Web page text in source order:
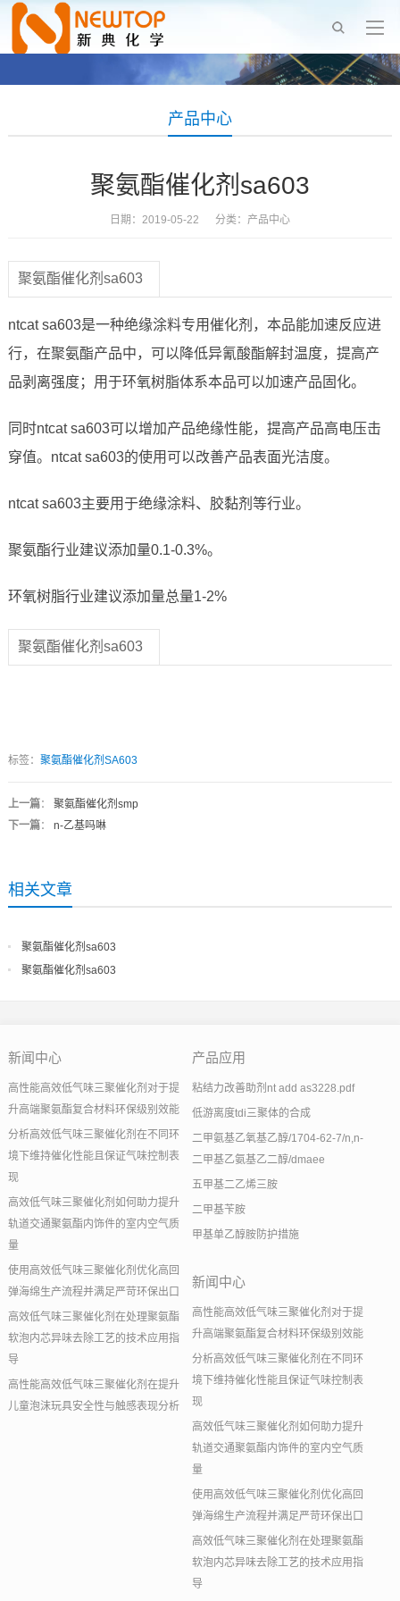
产品中心
聚氨酯催化剂sa603
日期：2019-05-22 分类： 产品中心
聚氨酯催化剂sa603
ntcat sa603是一种绝缘涂料专用催化剂，本品能加速反应进
行，在聚氨酯产品中，可以降低异氰酸酯解封温度，提高产
品剥离强度；用于环氧树脂体系本品可以加速产品固化。
同时ntcat sa603可以增加产品绝缘性能，提高产品高电压击
穿值。ntcat sa603的使用可以改善产品表面光洁度。
ntcat sa603主要用于绝缘涂料、胶黏剂等行业。
聚氨酯行业建议添加量0.1-0.3%。
环氧树脂行业建议添加量总量1-2%
聚氨酯催化剂sa603
标签： 聚氨酯催化剂SA603
上一篇： 聚氨酯催化剂smp
下一篇： n-乙基吗啉
相关文章
聚氨酯催化剂sa603
聚氨酯催化剂sa603
新闻中心
高性能高效低气味三聚催化剂对于提
升高端聚氨酯复合材料环保级别效能
分析高效低气味三聚催化剂在不同环
境下维持催化性能且保证气味控制表
现
高效低气味三聚催化剂如何助力提升
轨道交通聚氨酯内饰件的室内空气质
量
使用高效低气味三聚催化剂优化高回
弹海绵生产流程并满足严苛环保出口
高效低气味三聚催化剂在处理聚氨酯
软泡内芯异味去除工艺的技术应用指
导
高性能高效低气味三聚催化剂在提升
儿童泡沫玩具安全性与触感表现分析
产品应用
粘结力改善助剂nt add as3228.pdf
低游离度tdi三聚体的合成
二甲氨基乙氧基乙醇/1704-62-7/n,n-
二甲基乙氨基乙二醇/dmaee
五甲基二乙烯三胺
二甲基苄胺
甲基单乙醇胺防护措施
新闻中心
高性能高效低气味三聚催化剂对于提
升高端聚氨酯复合材料环保级别效能
分析高效低气味三聚催化剂在不同环
境下维持催化性能且保证气味控制表
现
高效低气味三聚催化剂如何助力提升
轨道交通聚氨酯内饰件的室内空气质
量
使用高效低气味三聚催化剂优化高回
弹海绵生产流程并满足严苛环保出口
高效低气味三聚催化剂在处理聚氨酯
软泡内芯异味去除工艺的技术应用指
导